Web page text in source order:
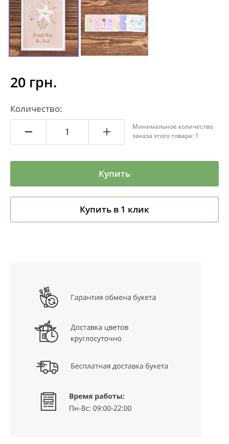
20 грн.
Количество:
Минимальное количество
заказа этого товара: 1
Купить
Купить в 1 клик